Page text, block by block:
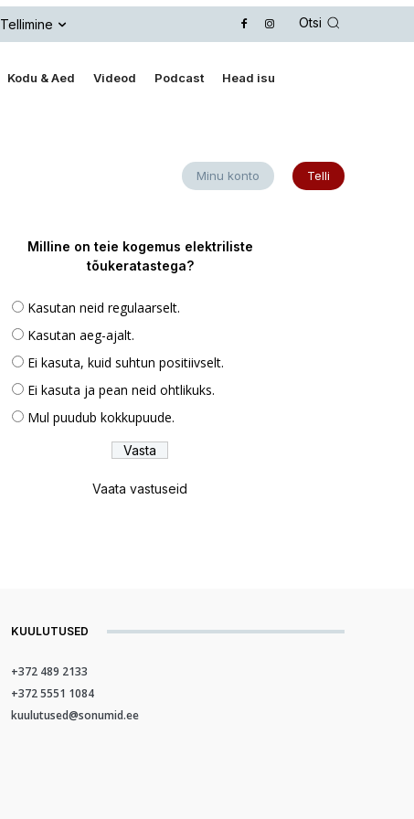
Tellimine Otsi
Kodu & Aed Videod Podcast Head isu
Minu konto Telli
Milline on teie kogemus elektriliste
tõukeratastega?
Kasutan neid regulaarselt.
Kasutan aeg-ajalt.
Ei kasuta, kuid suhtun positiivselt.
Ei kasuta ja pean neid ohtlikuks.
Mul puudub kokkupuude.
Vaata vastuseid
KUULUTUSED
+372 489 2133
+372 5551 1084
kuulutused@sonumid.ee